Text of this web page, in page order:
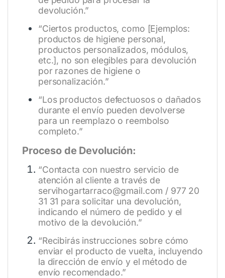
devolución.”
“Ciertos productos, como [Ejemplos:
productos de higiene personal,
productos personalizados, módulos,
etc.], no son elegibles para devolución
por razones de higiene o
personalización.”
“Los productos defectuosos o dañados
durante el envío pueden devolverse
para un reemplazo o reembolso
completo.”
Proceso de Devolución:
“Contacta con nuestro servicio de
atención al cliente a través de
servihogartarraco@gmail.com / 977 20
31 31 para solicitar una devolución,
indicando el número de pedido y el
motivo de la devolución.”
“Recibirás instrucciones sobre cómo
enviar el producto de vuelta, incluyendo
la dirección de envío y el método de
envío recomendado.”